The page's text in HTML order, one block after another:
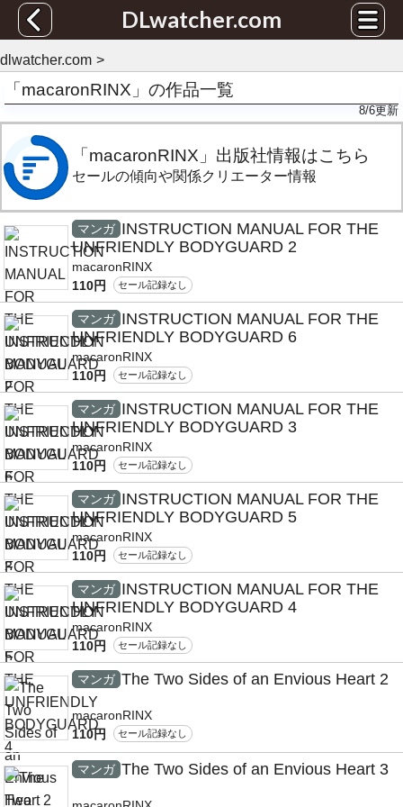
DLwatcher.com
dlwatcher.com
「macaronRINX」の作品一覧
8/6更新
「macaronRINX」出版社情報はこちら
セールの傾向や関係クリエーター情報
マンガ INSTRUCTION MANUAL FOR THE
UNFRIENDLY BODYGUARD 2
macaronRINX
110円
セール記録なし
マンガ INSTRUCTION MANUAL FOR THE
UNFRIENDLY BODYGUARD 6
macaronRINX
110円
セール記録なし
マンガ INSTRUCTION MANUAL FOR THE
UNFRIENDLY BODYGUARD 3
macaronRINX
110円
セール記録なし
マンガ INSTRUCTION MANUAL FOR THE
UNFRIENDLY BODYGUARD 5
macaronRINX
110円
セール記録なし
マンガ INSTRUCTION MANUAL FOR THE
UNFRIENDLY BODYGUARD 4
macaronRINX
110円
セール記録なし
マンガ The Two Sides of an Envious Heart 2
macaronRINX
110円
セール記録なし
マンガ The Two Sides of an Envious Heart 3